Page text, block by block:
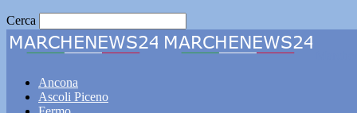
Cerca
Ancona
Ascoli Piceno